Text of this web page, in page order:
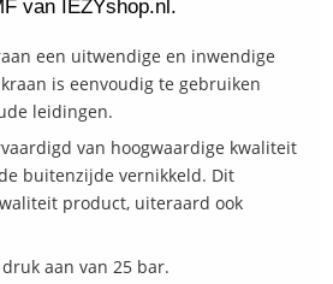
van IEZYshop.nl.
een uitwendige en inwendige
is eenvoudig te gebruiken
leidingen.
van hoogwaardige kwaliteit
buitenzijde vernikkeld. Dit
product, uiteraard ook
aan van 25 bar.